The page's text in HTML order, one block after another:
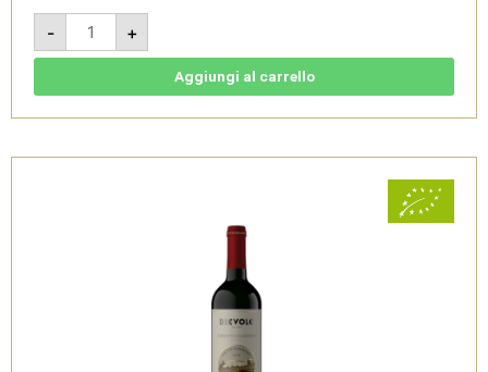
-
Chianti
Classico
Docg
2022
quantità
+
Aggiungi al carrello